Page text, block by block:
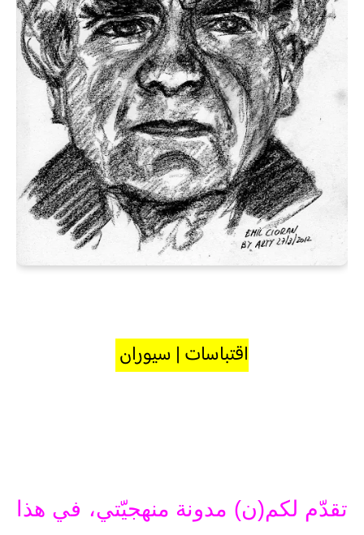
اقتباسات | سيوران
تقدّم لكم(ن) مدونة منهجيّتي، في هذا